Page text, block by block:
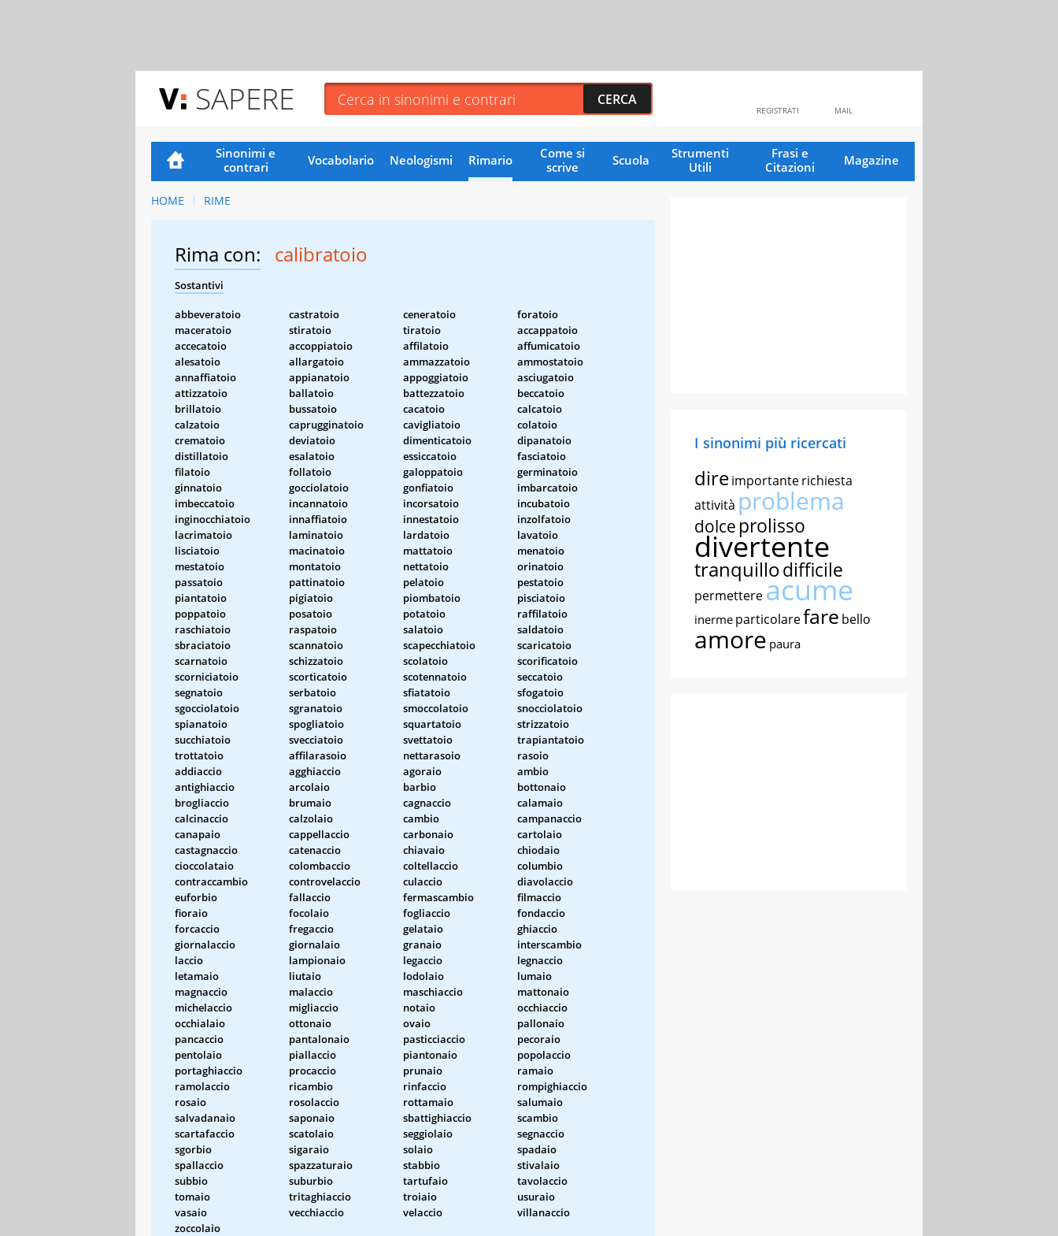
SAPERE MAIL
REGISTRATI
Sinonimi e
contrari
Vocabolario Neologismi Rimario
Come si
scrive
Scuola
Strumenti
Utili
Frasi e
Citazioni
Magazine
HOME RIME
Rima con: calibratoio
Sostantivi
abbeveratoio castratoio ceneratoio
foratoio
maceratoio
stiratoio tiratoio
accappatoio
accecatoio
accoppiatoio affilatoio
affumicatoio
alesatoio
allargatoio ammazzatoio
ammostatoio
annaffiatoio
appianatoio appoggiatoio
asciugatoio
attizzatoio
ballatoio battezzatoio
beccatoio
brillatoio
bussatoio cacatoio
calcatoio
calzatoio
caprugginatoio cavigliatoio
colatoio
crematoio
deviatoio dimenticatoio
dipanatoio
distillatoio
esalatoio essiccatoio
fasciatoio
filatoio
follatoio galoppatoio
germinatoio
ginnatoio
gocciolatoio gonfiatoio
imbarcatoio
imbeccatoio
incannatoio incorsatoio
incubatoio
inginocchiatoio
innaffiatoio innestatoio
inzolfatoio
lacrimatoio
laminatoio lardatoio
lavatoio
lisciatoio
macinatoio mattatoio
menatoio
mestatoio
montatoio nettatoio
orinatoio
passatoio
pattinatoio pelatoio
pestatoio
piantatoio
pigiatoio piombatoio
pisciatoio
poppatoio
posatoio potatoio
raffilatoio
raschiatoio
raspatoio salatoio
saldatoio
sbraciatoio
scannatoio scapecchiatoio
scaricatoio
scarnatoio
schizzatoio scolatoio
scorificatoio
scorniciatoio
scorticatoio scotennatoio
seccatoio
segnatoio
serbatoio sfiatatoio
sfogatoio
sgocciolatoio
sgranatoio smoccolatoio
snocciolatoio
spianatoio
spogliatoio squartatoio
strizzatoio
succhiatoio
svecciatoio svettatoio
trapiantatoio
trottatoio
affilarasoio nettarasoio
rasoio
addiaccio
agghiaccio agoraio
ambio
antighiaccio
arcolaio barbio
bottonaio
brogliaccio
brumaio cagnaccio
calamaio
calcinaccio
calzolaio cambio
campanaccio
canapaio
cappellaccio carbonaio
cartolaio
castagnaccio
catenaccio chiavaio
chiodaio
cioccolataio
colombaccio coltellaccio
columbio
contraccambio
controvelaccio culaccio
diavolaccio
euforbio
fallaccio fermascambio
filmaccio
fioraio
focolaio fogliaccio
fondaccio
forcaccio
fregaccio gelataio
ghiaccio
giornalaccio
giornalaio granaio
interscambio
laccio
lampionaio legaccio
legnaccio
letamaio
liutaio lodolaio
lumaio
magnaccio
malaccio maschiaccio
mattonaio
michelaccio
migliaccio notaio
occhiaccio
occhialaio
ottonaio ovaio
pallonaio
pancaccio
pantalonaio pasticciaccio
pecoraio
pentolaio
piallaccio piantonaio
popolaccio
portaghiaccio
procaccio prunaio
ramaio
ramolaccio
ricambio rinfaccio
rompighiaccio
rosaio
rosolaccio rottamaio
salumaio
salvadanaio
saponaio sbattighiaccio
scambio
scartafaccio
scatolaio seggiolaio
segnaccio
sgorbio
sigaraio solaio
spadaio
spallaccio
spazzaturaio stabbio
stivalaio
subbio
suburbio tartufaio
tavolaccio
tomaio
tritaghiaccio troiaio
usuraio
vasaio
vecchiaccio velaccio
villanaccio
zoccolaio
I sinonimi più ricercati
direimportanterichiesta
attività problema
dolce prolisso
divertente
tranquillodifficile
permettereacume
inerme particolarefare bello
amore paura